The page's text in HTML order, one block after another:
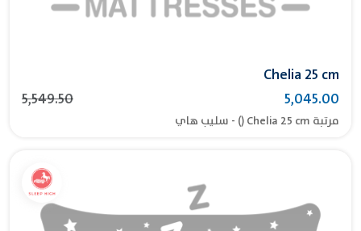
Chelia 25 cm
5,045.00
5,549.50
مرتبة Chelia 25 cm () - سليب هاي